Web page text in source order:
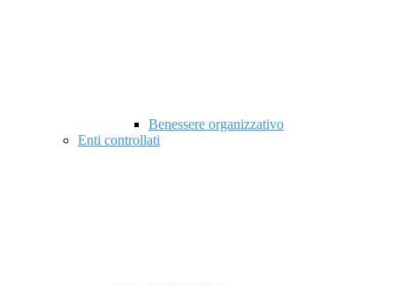
Benessere organizzativo
Enti controllati